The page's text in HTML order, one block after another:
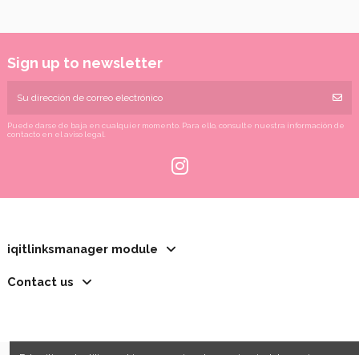
Sign up to newsletter
Puede darse de baja en cualquier momento. Para ello, consulte nuestra información de
contacto en el aviso legal.
iqitlinksmanager module
Contact us